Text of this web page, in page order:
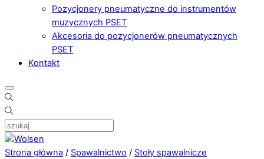
Pozycjonery pneumatyczne do instrumentów
muzycznych PSET
Akcesoria do pozycjonerów pneumatycznych
PSET
Kontakt
Strona główna / Spawalnictwo / Stoły spawalnicze